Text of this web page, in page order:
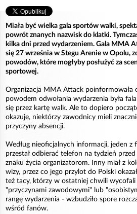
Miała być wielka gala sportów walki,
powrót znanych nazwisk do klatki.
kilka dni przed wydarzeniem. Gala MMA
się 27 września w Stegu Arenie w Opolu,
powodów, które mogłyby posłużyć za
sportowej.
Organizacja MMA Attack poinformowała
powodem odwołania wydarzenia była
się przez kartę walk. Ale to dopiero
okazuje, niektórzy zawodnicy mieli
przyczyny absencji.
Według nieoficjalnych informacji, jeden z
przestał odbierać telefon na tydzień
znaku życia organizatorom. Inny miał z
wizy, przez co jego przylot do Polski
też tacy, którzy w ostatniej chwili wycofali
"przyczynami zawodowymi" lub
rangę wydarzenia - wzbudziło spore
wśród fanów.